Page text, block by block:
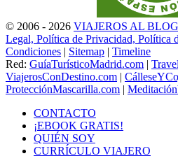
© 2006 - 2026 VIAJEROS AL BLOG
Legal, Política de Privacidad, Política
Condiciones | Sitemap | Timeline
Red: GuíaTurísticoMadrid.com |
ViajerosConDestino.com |
ProtecciónMascarilla.com |
CONTACTO
¡EBOOK GRATIS!
QUIÉN SOY
CURRÍCULO VIAJERO